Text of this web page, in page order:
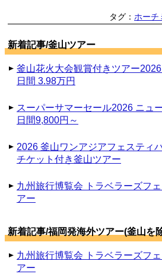
タグ： ホーチ
新着記事/釜山ツアー
釜山花火大会観賞付きツアー
日間 3.98万円
スーパーサマーセール2026 ニュ
日間9,800円～
2026 釜山ワンアジアフェスティ
チケット付き釜山ツアー
九州旅行博覧会 トラベラーズフ
アー
新着記事/福岡発海外ツアー(釜山を
九州旅行博覧会 トラベラーズフ
アー